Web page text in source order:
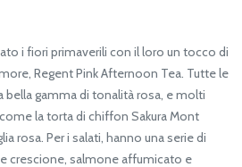
i fiori primaverili con il loro un tocco di
Regent Pink Afternoon Tea. Tutte le
gamma di tonalità rosa, e molti
la torta di chiffon Sakura Mont
rosa. Per i salati, hanno una serie di
crescione, salmone affumicato e